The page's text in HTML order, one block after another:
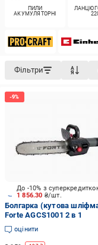
ПИЛИ
АКУМУЛЯТОРНІ
Фільтри
1 856.30 ₴/шт.
Болгарка (кутова
Forte AGCS1001 2 в 1
оцінити